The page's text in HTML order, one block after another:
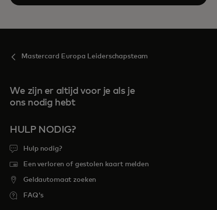
Mastercard Europa Leiderschapsteam
We zijn er altijd voor je als je
ons nodig hebt
HULP NODIG?
Hulp nodig?
Een verloren of gestolen kaart melden
Geldautomaat zoeken
FAQ's